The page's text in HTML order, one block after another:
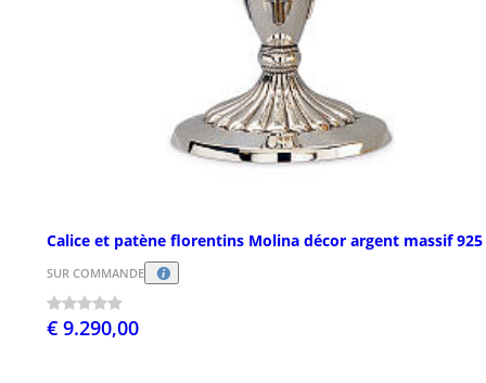
Calice et patène florentins Molina décor argent massif 925
SUR COMMANDE
€ 9.290,00